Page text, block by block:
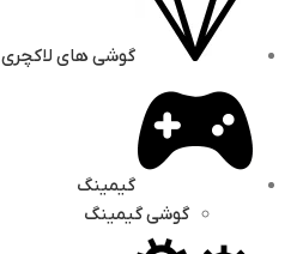
گوشی های لاکچری
گیمینگ
گوشی گیمینگ